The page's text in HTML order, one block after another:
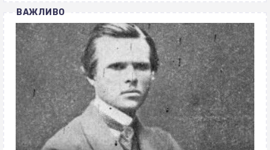
ВАЖЛИВО